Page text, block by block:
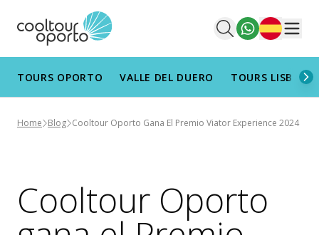
Español
TOURS OPORTO VALLE DEL DUERO TOURS LISBOA
Home Blog Cooltour Oporto Gana El Premio Viator Experience 2024
Cooltour Oporto